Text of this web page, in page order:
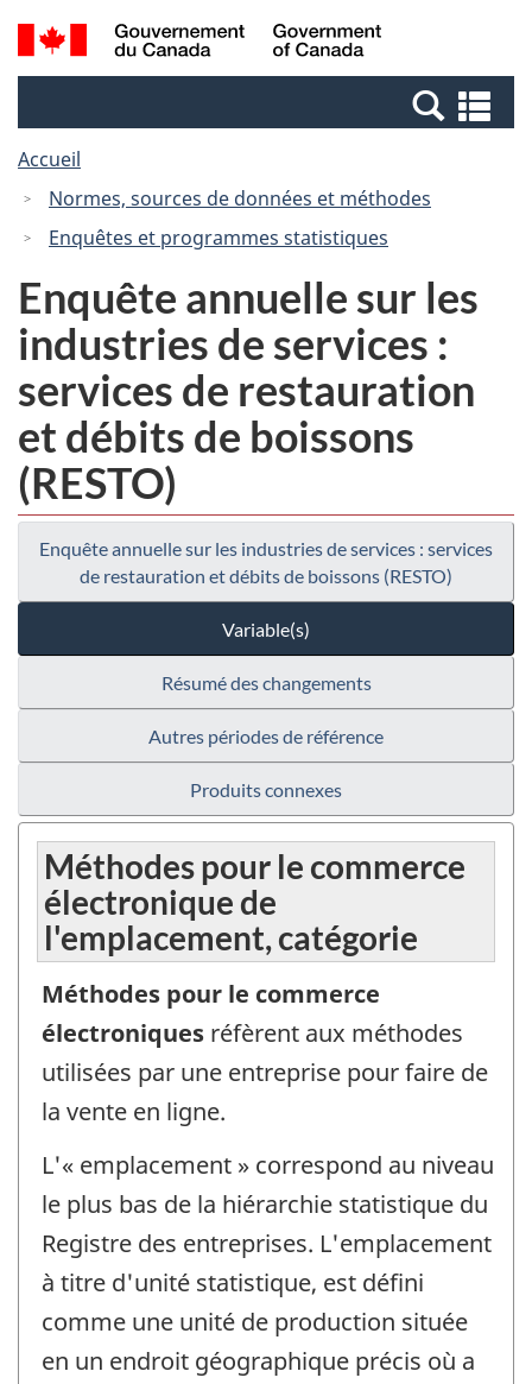
Passer
au
Passer
à
Canada
Recherche
et
et
Accueil
Normes, sources de données et méthodes
Enquêtes et programmes statistiques
Enquête annuelle sur les
industries de services :
services de restauration
et débits de boissons
(RESTO)
Enquête annuelle sur les industries de services : services
de restauration et débits de boissons (RESTO)
Variable(s)
Résumé des changements
Autres périodes de référence
Produits connexes
Méthodes pour le commerce
électronique de
l'emplacement, catégorie
Méthodes pour le commerce
électroniques réfèrent aux méthodes
utilisées par une entreprise pour faire de
la vente en ligne.
L'« emplacement » correspond au niveau
le plus bas de la hiérarchie statistique du
Registre des entreprises. L'emplacement
à titre d'unité statistique, est défini
comme une unité de production située
en un endroit géographique précis où a